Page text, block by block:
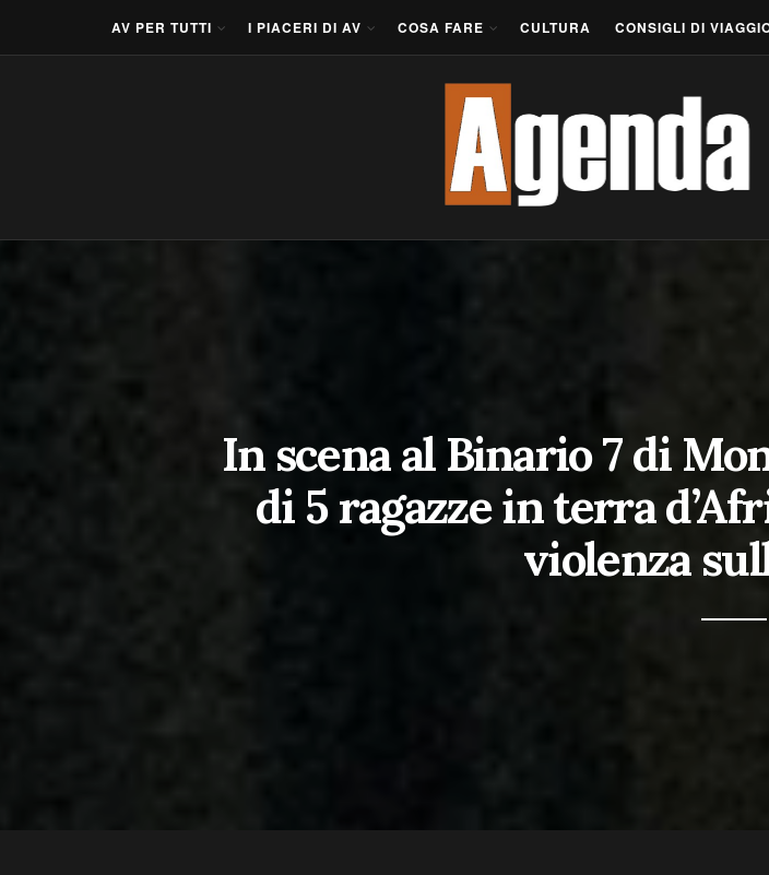
AV PER TUTTI I PIACERI DI AV COSA FARE CULTURA CONSIGLI DI
In scena al Binario 7 di
di 5 ragazze in terra
violenza